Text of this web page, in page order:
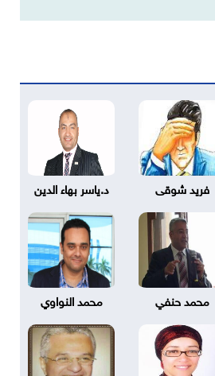
فريد شوقى د.ياسر بهاء الدين
محمد حنفي محمد النواوي